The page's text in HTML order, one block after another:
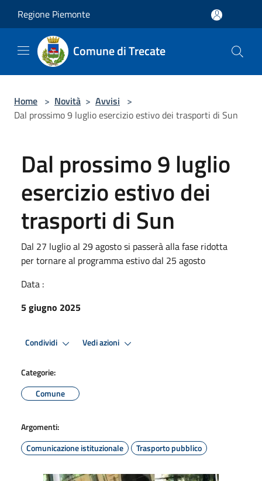
Regione Piemonte
Comune di Trecate
Home > Novità > Avvisi >
Dal prossimo 9 luglio esercizio estivo dei trasporti di Sun
Dal prossimo 9 luglio
esercizio estivo dei
trasporti di Sun
Dal 27 luglio al 29 agosto si passerà alla fase ridotta
per tornare al programma estivo dal 25 agosto
Data :
5 giugno 2025
Condividi Vedi azioni
Categorie:
Comune
Argomenti:
Comunicazione istituzionale
Trasporto pubblico